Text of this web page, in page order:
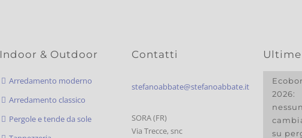
Indoor & Outdoor
Arredamento moderno
Arredamento classico
Pergole e tende da sole
Contatti
stefanoabbate@stefanoabbate.it
SORA (FR)
Via Trecce, snc
2026:
nessun
su